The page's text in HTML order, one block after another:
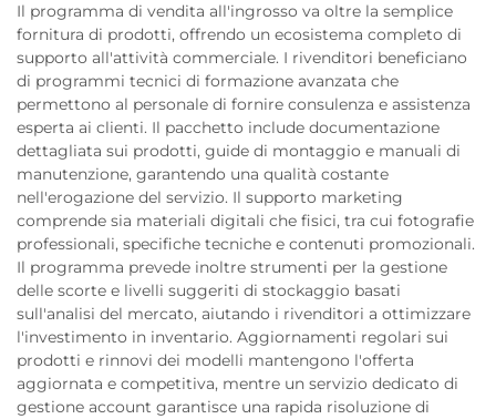
Il programma di vendita all'ingrosso va oltre la semplice
fornitura di prodotti, offrendo un ecosistema completo di
supporto all'attività commerciale. I rivenditori beneficiano
di programmi tecnici di formazione avanzata che
permettono al personale di fornire consulenza e assistenza
esperta ai clienti. Il pacchetto include documentazione
dettagliata sui prodotti, guide di montaggio e manuali di
manutenzione, garantendo una qualità costante
nell'erogazione del servizio. Il supporto marketing
comprende sia materiali digitali che fisici, tra cui fotografie
professionali, specifiche tecniche e contenuti promozionali.
Il programma prevede inoltre strumenti per la gestione
delle scorte e livelli suggeriti di stockaggio basati
sull'analisi del mercato, aiutando i rivenditori a ottimizzare
l'investimento in inventario. Aggiornamenti regolari sui
prodotti e rinnovi dei modelli mantengono l'offerta
aggiornata e competitiva, mentre un servizio dedicato di
gestione account garantisce una rapida risoluzione di